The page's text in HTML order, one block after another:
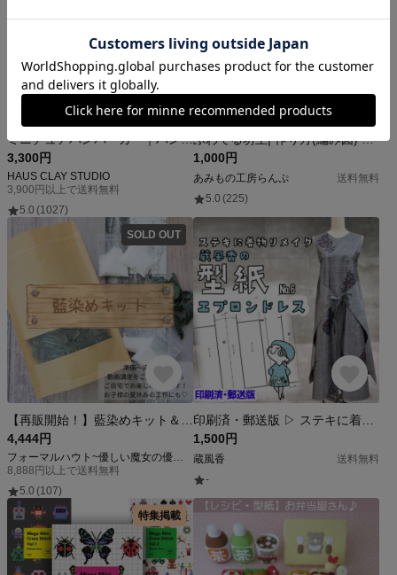
ミニチュアハンバーガー｜ハンバーガーバンズの型（上のみ、または上下セット）
3,300円
HAUS CLAY STUDIO
3,900円以上で送料無料
5.0 (1027)
ふわてる坊主| 作り方(編み図) 〜8/30まで公開セール
1,000円
あみもの工房らんぷ
送料無料
5.0 (225)
SOLD OUT
4,444円
8,888円以上で送料無料
5.0 (107)
1,500円
蔵風香
送料無料
-
特集掲載